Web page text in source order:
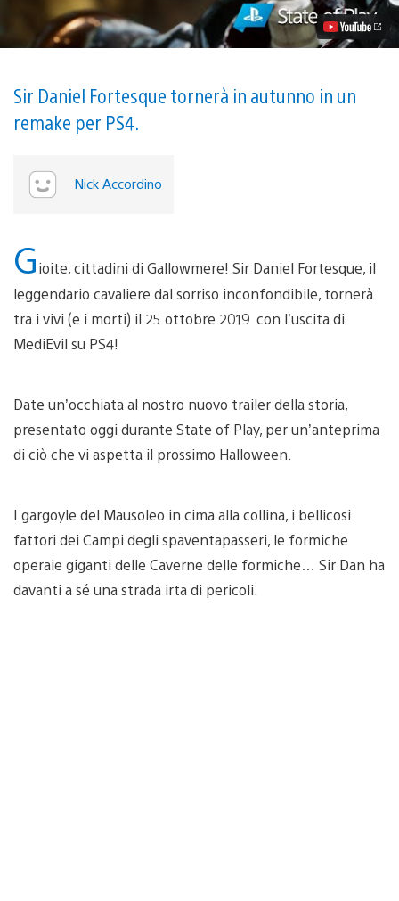
25
ottobre
2019!
Sir Daniel Fortesque tornerà in autunno in un
remake per PS4.
Nick Accordino
Gioite, cittadini di Gallowmere! Sir Daniel Fortesque, il
leggendario cavaliere dal sorriso inconfondibile, tornerà
tra i vivi (e i morti) il 25 ottobre 2019 con l’uscita di
MediEvil su PS4!
Date un’occhiata al nostro nuovo trailer della storia,
presentato oggi durante State of Play, per un’anteprima
di ciò che vi aspetta il prossimo Halloween.
I gargoyle del Mausoleo in cima alla collina, i bellicosi
fattori dei Campi degli spaventapasseri, le formiche
operaie giganti delle Caverne delle formiche… Sir Dan ha
davanti a sé una strada irta di pericoli.